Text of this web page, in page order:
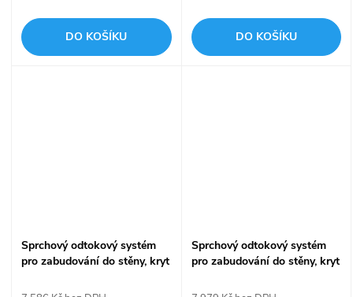
DO KOŠÍKU DO KOŠÍKU
Sprchový odtokový systém
pro zabudování do stěny, kryt
850 mm APZ5-TWIN-850
Sprchový odtokový systém
pro zabudování do stěny, kryt
APZ5-EDEN-950